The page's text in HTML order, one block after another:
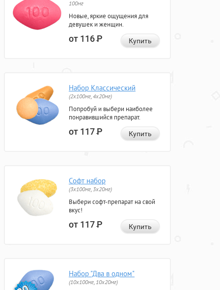
100мг
Новые, яркие ощущения для
девушек и женщин.
от 116Р Купить
Набор Классический
(2x100мг, 4x20мг)
Попробуй и выбери наиболее
понравившийся препарат.
от 117Р Купить
Софт набор
(3x100мг, 3x20мг)
Выбери софт-препарат на свой
вкус!
от 117Р Купить
Набор "Два в одном"
(10x100мг, 10x20мг)